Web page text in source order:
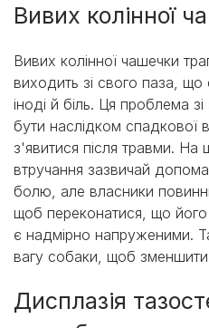
Вивих колінної
Вивих колінної чашечки
виходить зі свого паза, що
іноді й біль. Ця проблема
бути наслідком
з'явитися після травми. На
втручання зазвичай
болю, але власники
щоб переконатися, що його
є надмірно напруженими.
вагу собаки, щоб зменшити
Дисплазія